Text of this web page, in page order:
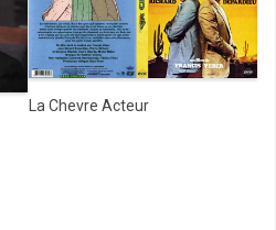
La Chevre Acteur